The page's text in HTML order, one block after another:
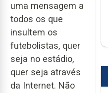
uma mensagem a
todos os que
insultem os
futebolistas, quer
seja no estádio,
quer seja através
da Internet. Não